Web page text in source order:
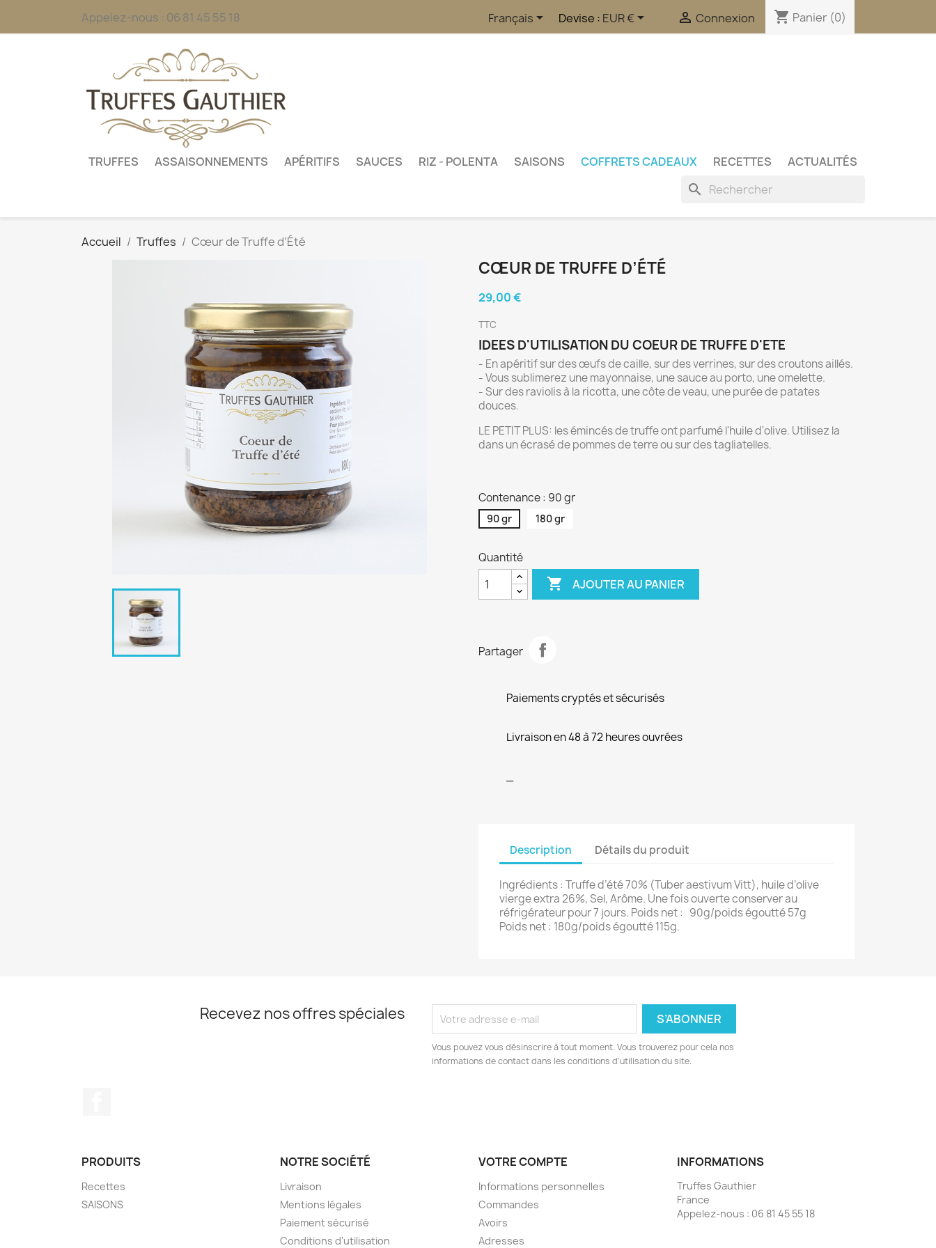
Appelez-nous : 06 81 45 55 18 Français Devise : EUR €  Connexion shopping_cart Panier (0)
TRUFFES ASSAISONNEMENTS APÉRITIFS SAUCES RIZ - POLENTA SAISONS COFFRETS CADEAUX RECETTES ACTUALITÉS
search
Accueil Truffes Cœur de Truffe d’Été
CŒUR DE TRUFFE D’ÉTÉ
29,00 €
TTC
IDEES D'UTILISATION DU COEUR DE TRUFFE D'ETE
- En apéritif sur des œufs de caille, sur des verrines, sur des croutons aillés.
- Vous sublimerez une mayonnaise, une sauce au porto, une omelette.
- Sur des raviolis à la ricotta, une côte de veau, une purée de patates
douces.
LE PETIT PLUS: les émincés de truffe ont parfumé l'huile d'olive. Utilisez la
dans un écrasé de pommes de terre ou sur des tagliatelles.
Contenance : 90 gr
90 gr 180 gr
Quantité
 AJOUTER AU PANIER
Partager
Paiements cryptés et sécurisés
Livraison en 48 à 72 heures ouvrées
Description Détails du produit
Ingrédients : Truffe d’été 70% (Tuber aestivum Vitt), huile d’olive
vierge extra 26%, Sel, Arôme. Une fois ouverte conserver au
réfrigérateur pour 7 jours. Poids net : 90g/poids égoutté 57g
Poids net : 180g/poids égoutté 115g.
Recevez nos offres spéciales
Vous pouvez vous désinscrire à tout moment. Vous trouverez pour cela nos
informations de contact dans les conditions d'utilisation du site.
PRODUITS
Recettes
SAISONS
NOTRE SOCIÉTÉ
Livraison
Mentions légales
Paiement sécurisé
Conditions d'utilisation
VOTRE COMPTE
Informations personnelles
Commandes
Avoirs
Adresses
INFORMATIONS
Truffes Gauthier
France
Appelez-nous : 06 81 45 55 18